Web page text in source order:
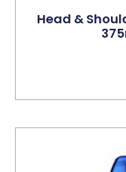
Head &